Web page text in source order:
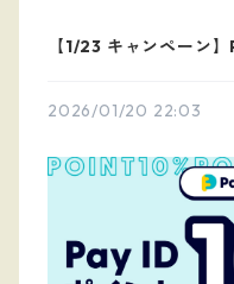
【1/23 キャンペーン
2026/01/20 22:03